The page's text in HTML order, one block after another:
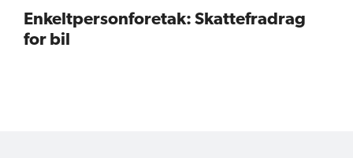
Enkeltpersonforetak: Skattefradrag
for bil